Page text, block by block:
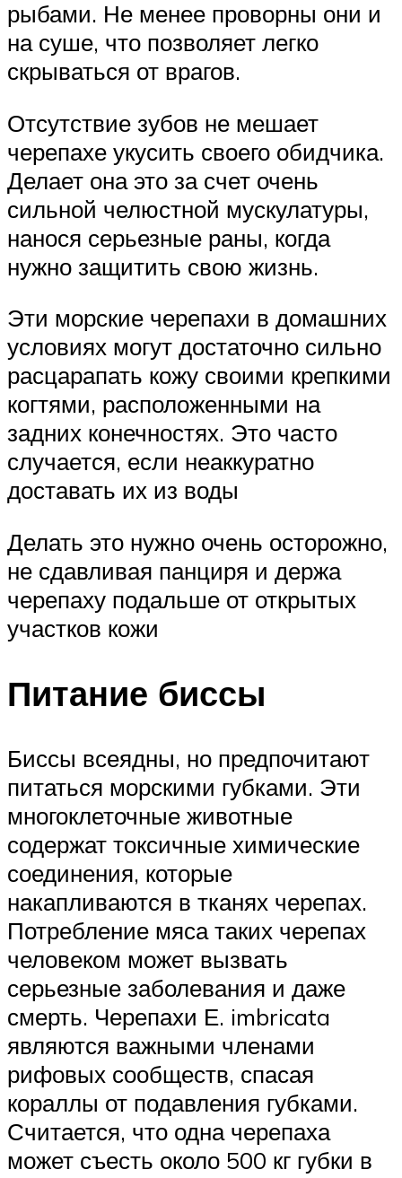
рыбами. Не менее проворны они и
на суше, что позволяет легко
скрываться от врагов.
Отсутствие зубов не мешает
черепахе укусить своего обидчика.
Делает она это за счет очень
сильной челюстной мускулатуры,
нанося серьезные раны, когда
нужно защитить свою жизнь.
Эти морские черепахи в домашних
условиях могут достаточно сильно
расцарапать кожу своими крепкими
когтями, расположенными на
задних конечностях. Это часто
случается, если неаккуратно
доставать их из воды
Делать это нужно очень осторожно,
не сдавливая панциря и держа
черепаху подальше от открытых
участков кожи
Питание биссы
Биссы всеядны, но предпочитают
питаться морскими губками. Эти
многоклеточные животные
содержат токсичные химические
соединения, которые
накапливаются в тканях черепах.
Потребление мяса таких черепах
человеком может вызвать
серьезные заболевания и даже
смерть. Черепахи Е. imbricata
являются важными членами
рифовых сообществ, спасая
кораллы от подавления губками.
Считается, что одна черепаха
может съесть около 500 кг губки в